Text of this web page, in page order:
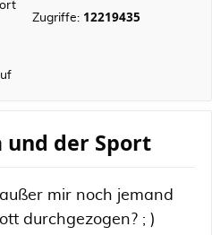
Zugriffe: 12219435
und der Sport
mir noch jemand
durchgezogen? ; )